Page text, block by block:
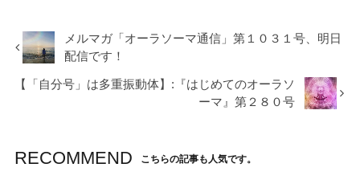
メルマガ「オーラソーマ通信」第１０３１号、明日
配信です！
【「自分号」は多重振動体】:『はじめてのオーラソ
ーマ』第２８０号
RECOMMEND こちらの記事も人気です。